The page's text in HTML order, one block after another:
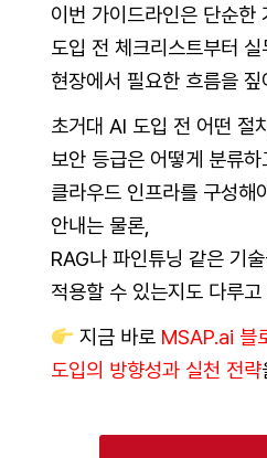
이번 가이드라인은 단순한
도입 전 체크리스트부터 실
현장에서 필요한 흐름을 짚
초거대 AI 도입 전 어떤 절
보안 등급은 어떻게 분류
클라우드 인프라를 구성해
안내는 물론,
RAG나 파인튜닝 같은 기
적용할 수 있는지도 다루고
지금 바로MSAP.ai 블
도입의 방향성과 실천 전략